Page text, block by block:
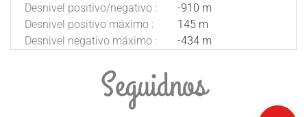
Desnivel
Desnivel positivo/negativo :
-910 m
Desnivel positivo máximo :
145 m
Desnivel negativo máximo :
-434 m
Seguidnos